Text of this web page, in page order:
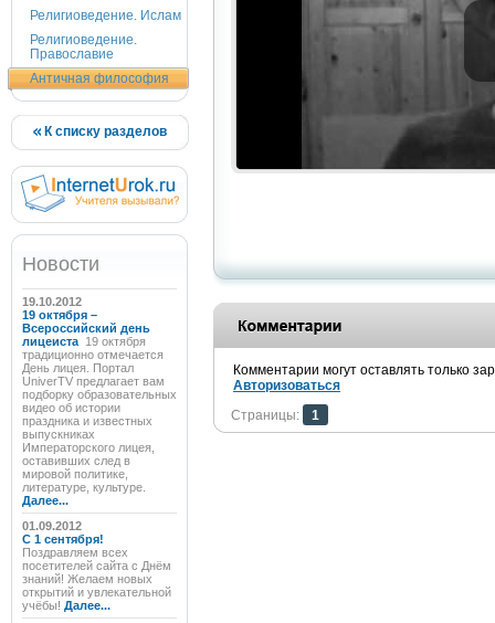
Религиоведение. Ислам
Религиоведение.
Православие
Античная философия
К списку разделов
Новости
19.10.2012
19 октября –
Всероссийский день
лицеиста 19 октября
традиционно отмечается
День лицея. Портал
UniverTV предлагает вам
подборку образовательных
видео об истории
праздника и известных
выпускниках
Императорского лицея,
оставивших след в
мировой политике,
литературе, культуре.
Далее...
01.09.2012
C 1 сентября!
Поздравляем всех
посетителей сайта с Днём
знаний! Желаем новых
открытий и увлекательной
учёбы! Далее...
Комментарии могут оставлять только
Авторизоваться
Страницы:
1